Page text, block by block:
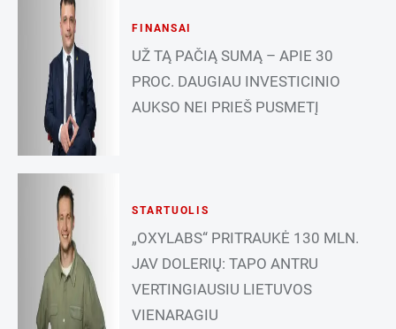
FINANSAI
UŽ TĄ PAČIĄ SUMĄ – APIE 30
PROC. DAUGIAU INVESTICINIO
AUKSO NEI PRIEŠ PUSMETĮ
STARTUOLIS
„OXYLABS“ PRITRAUKĖ 130 MLN.
JAV DOLERIŲ: TAPO ANTRU
VERTINGIAUSIU LIETUVOS
VIENARAGIU